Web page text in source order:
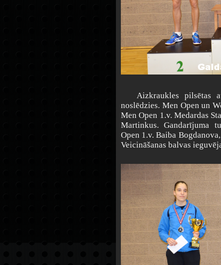
Aizkraukles pilsētas
noslēdzies. Men Open un
Men Open 1.v. Medardas
Martinkus. Gandarījuma
Open 1.v. Baiba
Veicināšanas balvas